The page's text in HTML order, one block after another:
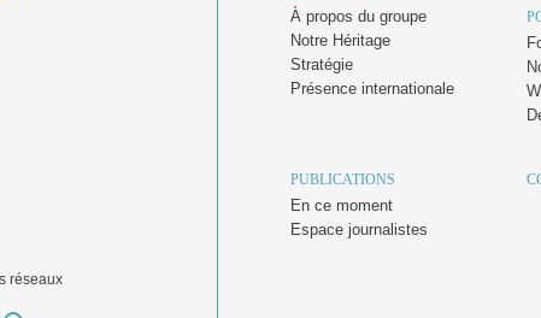
réseaux
À propos du groupe
Notre Héritage
Stratégie
Présence internationale
PUBLICATIONS
En ce moment
Espace journalistes